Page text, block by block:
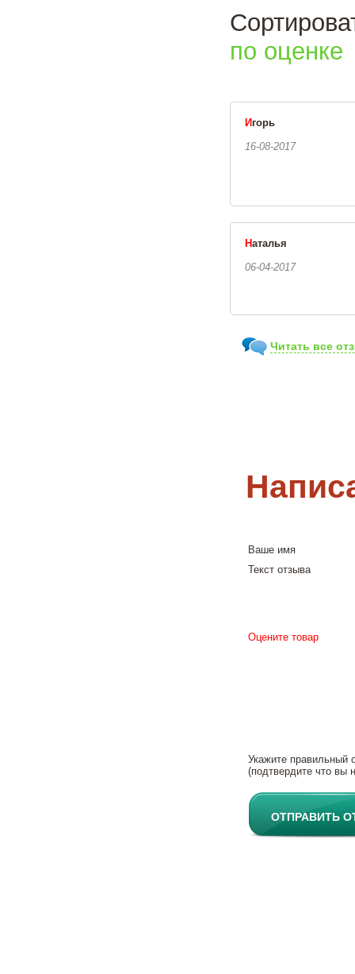
по оценке
И горь
16-08-2017
Наталья
06-04-2017
Читать все
Ваше имя
Текст отзыва
Оцените товар
Укажите правильный
(подтвердите что вы
ОТПРАВИТЬ